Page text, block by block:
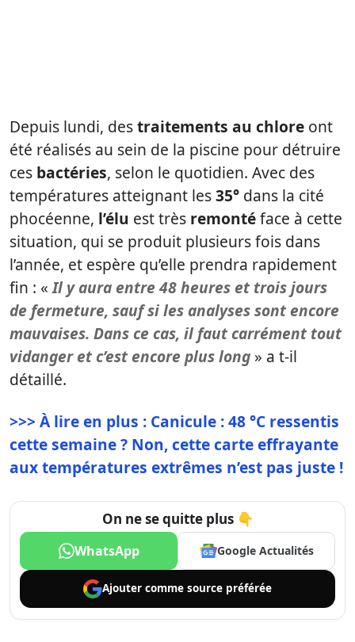
Depuis lundi, destraitements au chlore ont
été réalisés au sein de la piscine pour détruire
ces bactéries, selon le quotidien. Avec des
températures atteignant les35° dans la cité
phocéenne, l’élu est très remontéface à cette
situation, qui se produit plusieurs fois dans
l’année, et espère qu’elle prendra rapidement
fin : «Il y aura entre 48 heures et trois jours
de fermeture, sauf si les analyses sont encore
mauvaises. Dans ce cas, il faut carrément tout
vidanger et c’est encore plus long » a t-il
détaillé.
>>> À lire en plus : Canicule : 48 °C ressentis
cette semaine ? Non, cette carte effrayante
aux températures extrêmes n’est pas juste !
On ne se quitte plus 👇
WhatsApp Google Actualités
Ajouter comme source préférée